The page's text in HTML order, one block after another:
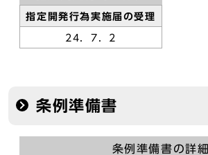
指定開発行為実施届の受理
24．7．2
条例準備書
条例準備書の詳細